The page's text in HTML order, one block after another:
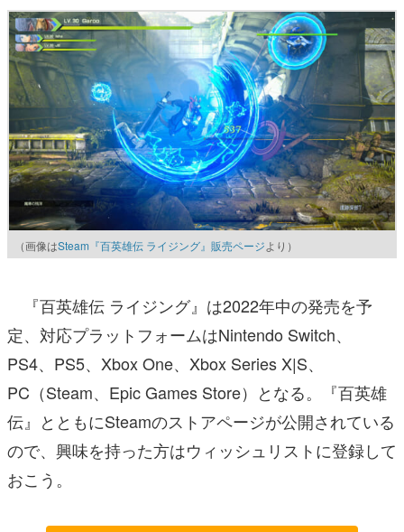
（画像はSteam『百英雄伝 ライジング』販売ページより）
『百英雄伝 ライジング』は2022年中の発売を予
定、対応プラットフォームはNintendo Switch、
PS4、PS5、Xbox One、Xbox Series X|S、
PC（Steam、Epic Games Store）となる。『百英雄
伝』とともにSteamのストアページが公開されている
ので、興味を持った方はウィッシュリストに登録して
おこう。